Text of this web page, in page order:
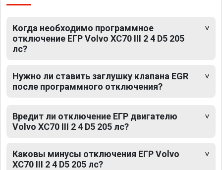
Когда необходимо программное
отключение ЕГР Volvo XC70 III 2 4 D5 205
лс?
Нужно ли ставить заглушку клапана EGR
после программного отключения?
Вредит ли отключение ЕГР двигателю
Volvo XC70 III 2 4 D5 205 лс?
Каковы минусы отключения ЕГР Volvo
XC70 III 2 4 D5 205 лс?